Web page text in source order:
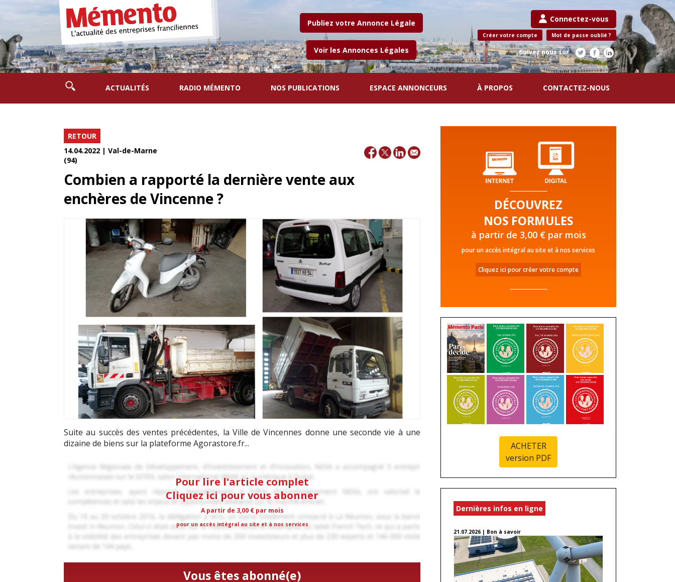
Publiez votre Annonce Légale
Voir les Annonces Légales
Connectez-vous
Créer votre compte Mot de passe oublié ?
Suivez nous sur
ACTUALITÉS RADIO MÉMENTO NOS PUBLICATIONS ESPACE ANNONCEURS À PROPOS CONTACTEZ-NOUS
RETOUR
14.04.2022 | Val-de-Marne
(94)
Combien a rapporté la dernière vente aux
enchères de Vincenne ?
Suite au succès des ventes précédentes, la Ville de Vincennes donne une seconde vie à une
dizaine de biens sur la plateforme Agorastore.fr...
Pour lire l'article complet
Cliquez ici pour vous abonner
A partir de 3,00 € par mois
pour un accès intégral au site et à nos services
Vous êtes abonné(e)
DÉCOUVREZ
NOS FORMULES
à partir de 3,00 € par mois
pour un accès intégral au site et à nos services
Cliquez ici pour créer votre compte
ACHETER
version PDF
Dernières infos en ligne
21.07.2026 | Bon à savoir